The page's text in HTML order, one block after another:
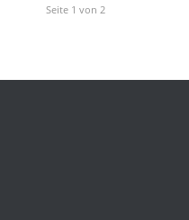
Seite 1 von 2